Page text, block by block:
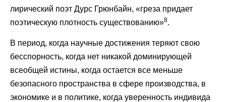
лирический поэт Дурс Грюнбайн, «греза придает
поэтическую плотность существованию»8.
В период, когда научные достижения теряют свою
бесспорность, когда нет никакой доминирующей
всеобщей истины, когда остается все меньше
безопасного пространства в сфере производства, в
экономике и в политике, когда уверенность индивида